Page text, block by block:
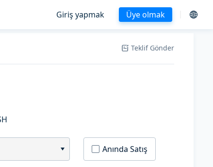
Giriş yapmak Üye olmak
Teklif Gönder
Anında Satış